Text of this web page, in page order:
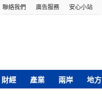
聯絡我們 廣告服務 安心小站
財經 產業 兩岸 地方